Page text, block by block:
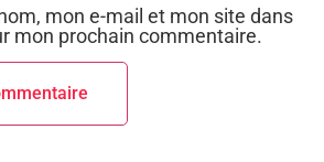
mon e-mail et mon site dans
mon prochain commentaire.